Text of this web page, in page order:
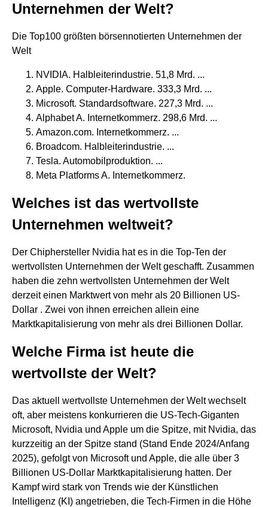
Unternehmen der Welt?
Die Top100 größten börsennotierten Unternehmen der
Welt
NVIDIA. Halbleiterindustrie. 51,8 Mrd. ...
Apple. Computer-Hardware. 333,3 Mrd. ...
Microsoft. Standardsoftware. 227,3 Mrd. ...
Alphabet A. Internetkommerz. 298,6 Mrd. ...
Amazon.com. Internetkommerz. ...
Broadcom. Halbleiterindustrie. ...
Tesla. Automobilproduktion. ...
Meta Platforms A. Internetkommerz.
Welches ist das wertvollste
Unternehmen weltweit?
Der Chiphersteller Nvidia hat es in die Top-Ten der
wertvollsten Unternehmen der Welt geschafft. Zusammen
haben die zehn wertvollsten Unternehmen der Welt
derzeit einen Marktwert von mehr als 20 Billionen US-
Dollar . Zwei von ihnen erreichen allein eine
Marktkapitalisierung von mehr als drei Billionen Dollar.
Welche Firma ist heute die
wertvollste der Welt?
Das aktuell wertvollste Unternehmen der Welt wechselt
oft, aber meistens konkurrieren die US-Tech-Giganten
Microsoft, Nvidia und Apple um die Spitze, mit Nvidia, das
kurzzeitig an der Spitze stand (Stand Ende 2024/Anfang
2025), gefolgt von Microsoft und Apple, die alle über 3
Billionen US-Dollar Marktkapitalisierung hatten. Der
Kampf wird stark von Trends wie der Künstlichen
Intelligenz (KI) angetrieben, die Tech-Firmen in die Höhe